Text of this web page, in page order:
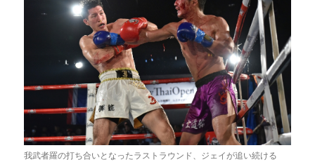
我武者羅の打ち合いとなったラストラウンド、ジェイが追い続ける